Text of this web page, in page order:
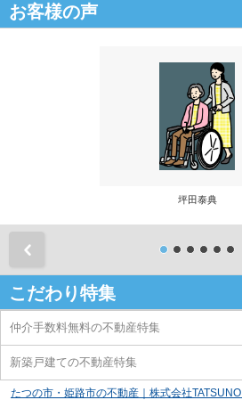
お客様の声
坪田泰典
こだわり特集
仲介手数料無料の不動産特集
新築戸建ての不動産特集
たつの市・姫路市の不動産｜株式会社TATSUNO